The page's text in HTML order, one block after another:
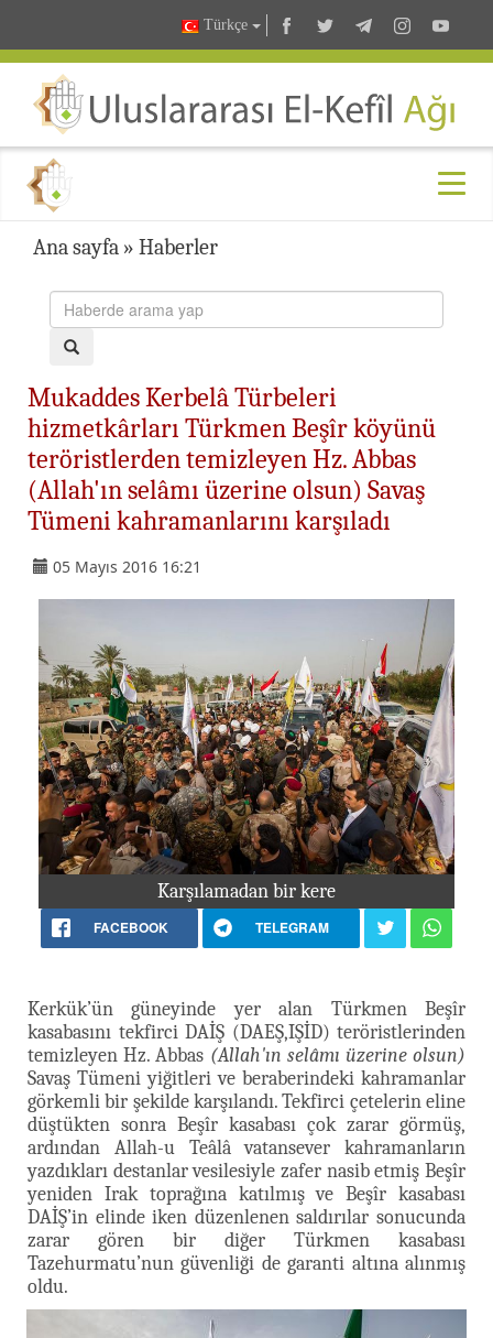
Türkçe
Ana sayfa » Haberler
Mukaddes Kerbelâ Türbeleri
hizmetkârları Türkmen Beşîr köyünü
teröristlerden temizleyen Hz. Abbas
(Allah'ın selâmı üzerine olsun) Savaş
Tümeni kahramanlarını karşıladı
05 Mayıs 2016 16:21
Karşılamadan bir kere
FACEBOOK TELEGRAM
Kerkük’ün güneyinde yer alan Türkmen Beşîr
kasabasını tekfirci DAİŞ (DAEŞ,IŞİD) teröristlerinden
temizleyen Hz. Abbas (Allah'ın selâmı üzerine olsun)
Savaş Tümeni yiğitleri ve beraberindeki kahramanlar
görkemli bir şekilde karşılandı. Tekfirci çetelerin eline
düştükten sonra Beşîr kasabası çok zarar görmüş,
ardından Allah-u Teâlâ vatansever kahramanların
yazdıkları destanlar vesilesiyle zafer nasib etmiş Beşîr
yeniden Irak toprağına katılmış ve Beşîr kasabası
DAİŞ’in elinde iken düzenlenen saldırılar sonucunda
zarar gören bir diğer Türkmen kasabası
Tazehurmatu’nun güvenliği de garanti altına alınmış
oldu.